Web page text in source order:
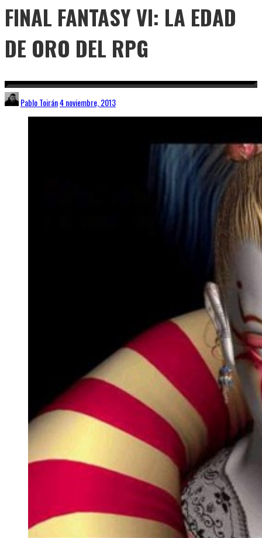
FINAL FANTASY VI: LA EDAD
DE ORO DEL RPG
Pablo Toirán4 noviembre, 2013